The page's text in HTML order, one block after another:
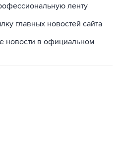
ленту
главных новостей сайта
новости в официальном